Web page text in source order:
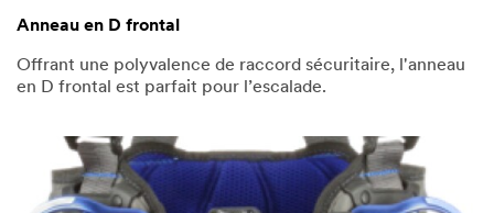
Anneau en D frontal
Offrant une polyvalence de raccord sécuritaire, l'anneau
en D frontal est parfait pour l’escalade.